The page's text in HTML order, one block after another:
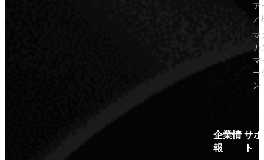
ア
／
マ
カ
マ
ー
ン
企業情
報
サ
ト